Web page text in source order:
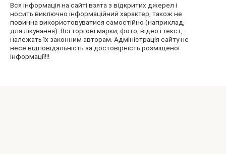
Вся інформація на сайті взята з відкритих джерел і
носить виключно інформаційний характер, також не
повинна використовуватися самостійно (наприклад,
для лікування). Всі торгові марки, фото, відео і текст,
належать їх законним авторам. Адміністрація сайту не
несе відповідальність за достовірність розміщеної
інформації!!!